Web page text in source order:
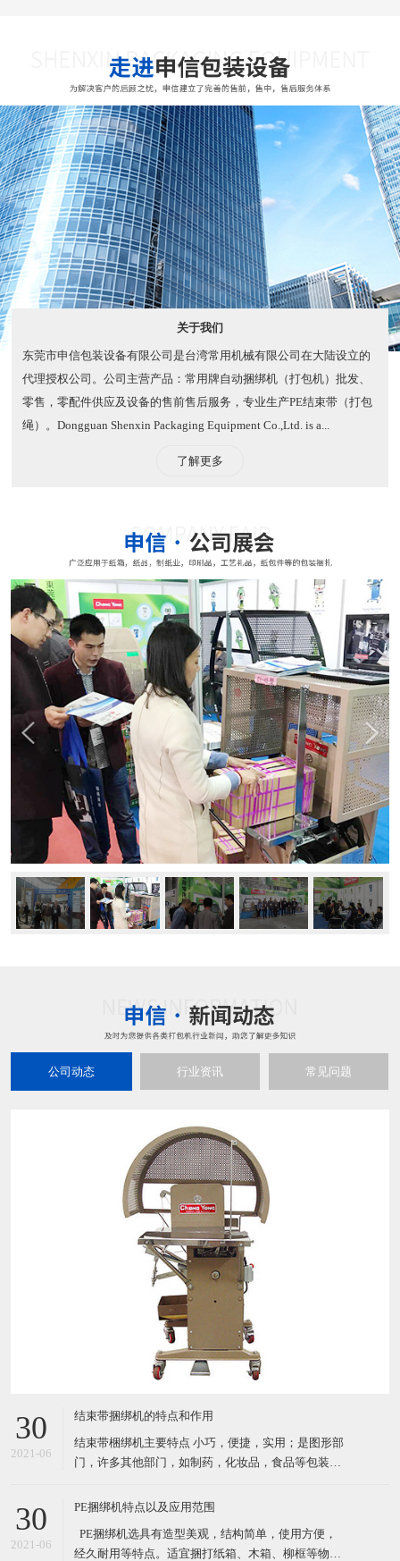
关于我们
东莞市申信包装设备有限公司是台湾常用机械有限公司在大陆设立的
代理授权公司。公司主营产品：常用牌自动捆绑机（打包机）批发、
零售，零配件供应及设备的售前售后服务，专业生产PE结束带（打包
绳）。​ Dongguan Shenxin Packaging Equipment Co.,Ltd. is a...
了解更多
公司动态 行业资讯 常见问题
30
2021-06
结束带捆绑机的特点和作用
结束带梱绑机主要特点 小巧，便捷，实用；是图形部
门，许多其他部门，如制药，化妆品，食品等包装产
板） 通过自动照片眼（自动装置）开始循环；按按钮
30mm*150mm) 3种捆扎带松紧级别设置 结束带捆
30
2021-06
PE捆绑机特点以及应用范围
​ PE捆绑机选具有造型美观，结构简单，使用方便，
经久耐用等特点。适宜捆打纸箱、木箱、柳框等物